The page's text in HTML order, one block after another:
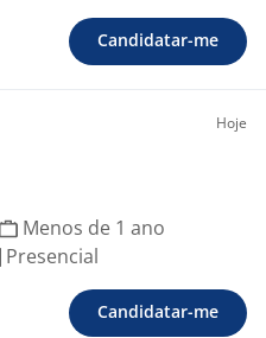
Candidatar-me
Hoje
Menos de 1 ano
Presencial
Candidatar-me